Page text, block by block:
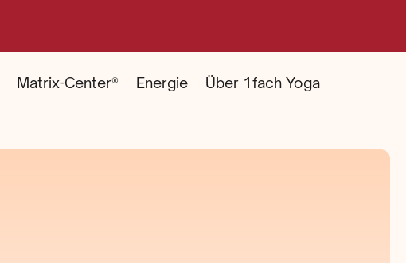
Matrix-Center® Energie Über 1fach Yoga